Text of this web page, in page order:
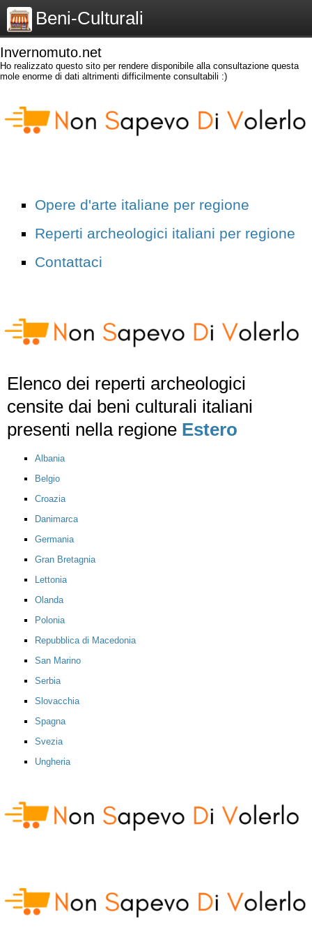
Beni-Culturali
Invernomuto.net
Ho realizzato questo sito per rendere disponibile alla consultazione questa
mole enorme di dati altrimenti difficilmente consultabili :)
Opere d'arte italiane per regione
Reperti archeologici italiani per regione
Contattaci
Elenco dei reperti archeologici
censite dai beni culturali italiani
presenti nella regione Estero
Albania
Belgio
Croazia
Danimarca
Germania
Gran Bretagnia
Lettonia
Olanda
Polonia
Repubblica di Macedonia
San Marino
Serbia
Slovacchia
Spagna
Svezia
Ungheria